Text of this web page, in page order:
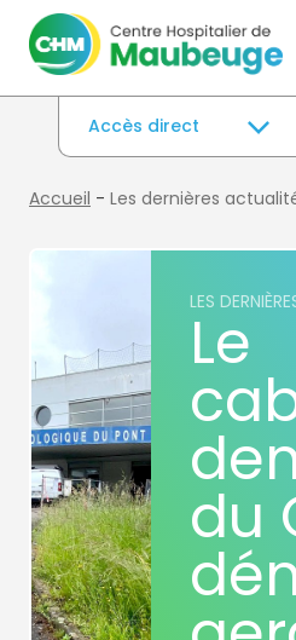
Accès direct
Accueil - Les dernières
LES
Le
du